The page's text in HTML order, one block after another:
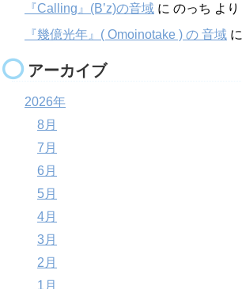
『Calling』(B’z)の音域 に のっち より
『幾億光年』( Omoinotake ) の 音域 に
アーカイブ
2026年
8月
7月
6月
5月
4月
3月
2月
1月